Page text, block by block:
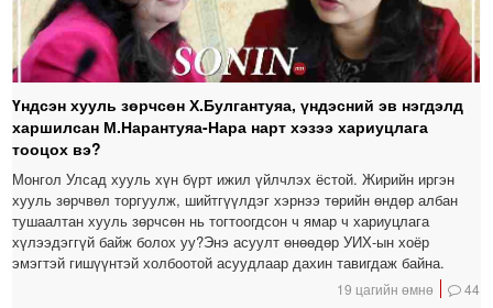
Үндсэн хууль зөрчсөн Х.Булгантуяа, үндэсний эв нэгдэлд
харшилсан М.Нарантуяа-Нара нарт хэзээ хариуцлага
тооцох вэ?
Монгол Улсад хууль хүн бүрт ижил үйлчлэх ёстой. Жирийн иргэн
хууль зөрчвөл торгуулж, шийтгүүлдэг хэрнээ төрийн өндөр албан
тушаалтан хууль зөрчсөн нь тогтоогдсон ч ямар ч хариуцлага
хүлээдэггүй байж болох уу?Энэ асуулт өнөөдөр УИХ-ын хоёр
эмэгтэй гишүүнтэй холбоотой асуудлаар дахин тавигдаж байна.
19 цагийн өмнө 44